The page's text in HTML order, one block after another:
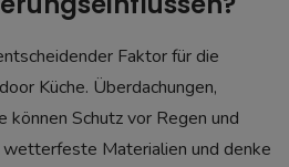
Faktor für die
Küche. Überdachungen,
können Schutz vor Regen und
Materialien und denke